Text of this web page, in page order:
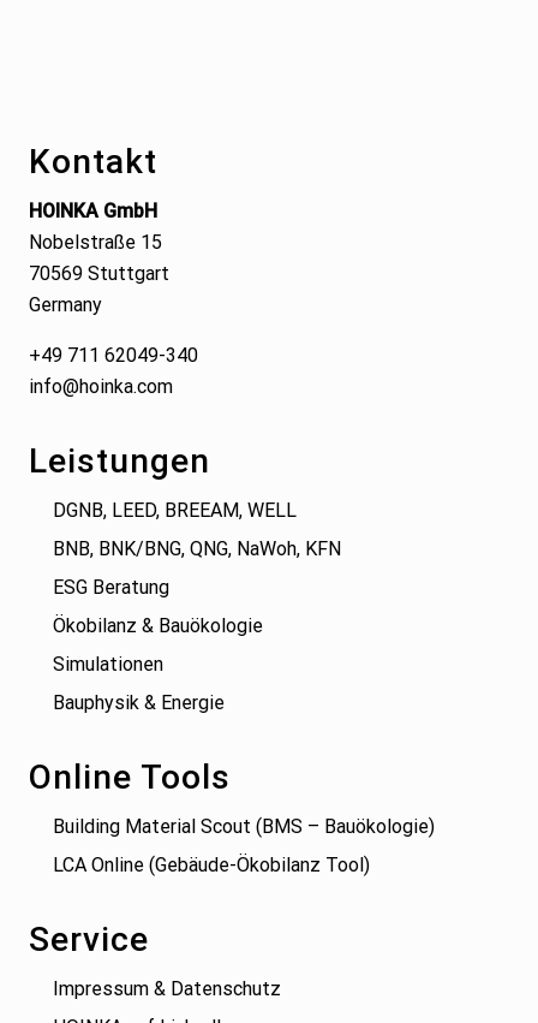
Kontakt
HOINKA GmbH
Nobelstraße 15
70569 Stuttgart
Germany
+49 711 62049-340
info@hoinka.com
Leistungen
DGNB, LEED, BREEAM, WELL
BNB, BNK/BNG, QNG, NaWoh, KFN
ESG Beratung
Ökobilanz & Bauökologie
Simulationen
Bauphysik & Energie
Online Tools
Building Material Scout (BMS – Bauökologie)
LCA Online (Gebäude-Ökobilanz Tool)
Service
Impressum & Datenschutz